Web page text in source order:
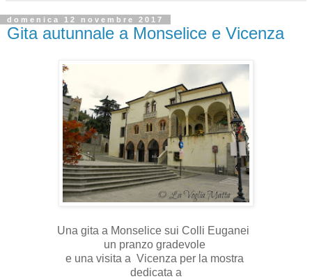
domenica 12 novembre 2017
Gita autunnale a Monselice e Vicenza
Una gita a Monselice sui Colli Euganei
un pranzo gradevole
e una visita a Vicenza per la mostra
dedicata a